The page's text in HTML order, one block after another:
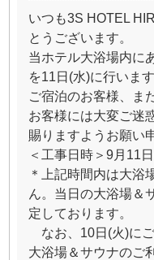
いつも3S HOTEL
とうございます。
当ホテル大浴場内に
を11日(水)に行います
ご宿泊のお客様、ま
お客様には大変ご迷
賜りますようお願い
＜工事日時＞9月11
＊上記時間内は大浴
ん。当日の大浴場＆
定しております。
なお、10日(火)に
大浴場＆サウナのご